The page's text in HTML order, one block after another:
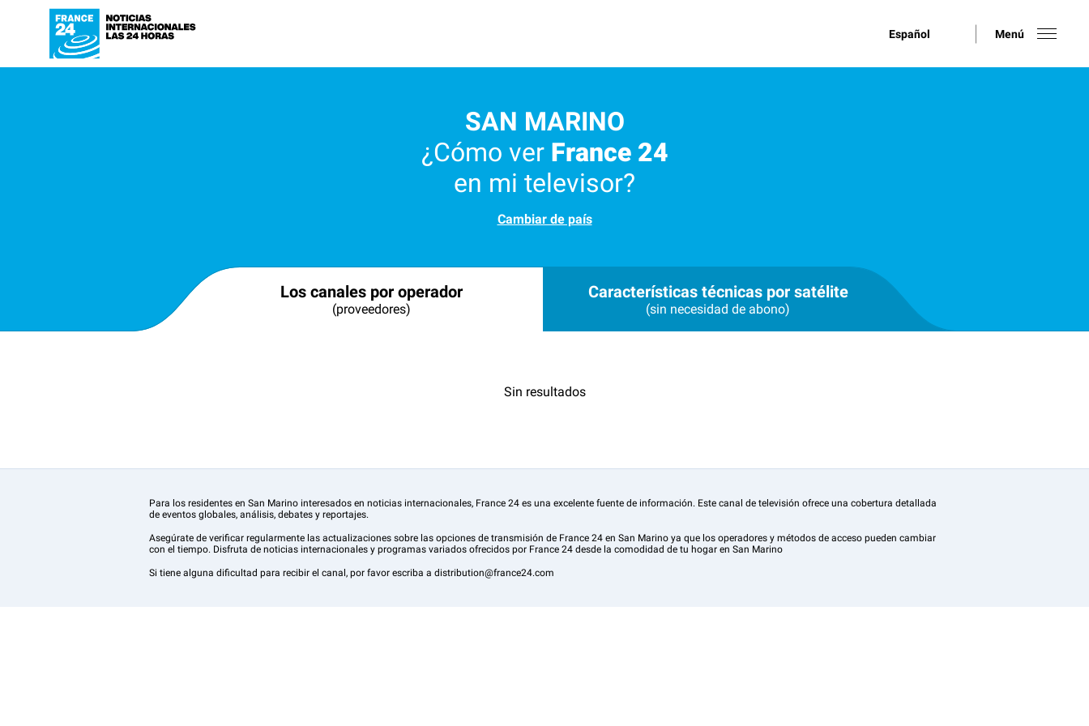
Español Menú
SAN MARINO
¿Cómo ver France 24
en mi televisor?
Cambiar de país
Los canales por operador
(proveedores)
Características técnicas por satélite
(sin necesidad de abono)
Sin resultados
Para los residentes en San Marino interesados en noticias internacionales, France 24 es una excelente fuente de información. Este canal de televisión ofrece una cobertura detallada
de eventos globales, análisis, debates y reportajes.
Asegúrate de verificar regularmente las actualizaciones sobre las opciones de transmisión de France 24 en San Marino ya que los operadores y métodos de acceso pueden cambiar
con el tiempo. Disfruta de noticias internacionales y programas variados ofrecidos por France 24 desde la comodidad de tu hogar en San Marino
Si tiene alguna dificultad para recibir el canal, por favor escriba a distribution@france24.com